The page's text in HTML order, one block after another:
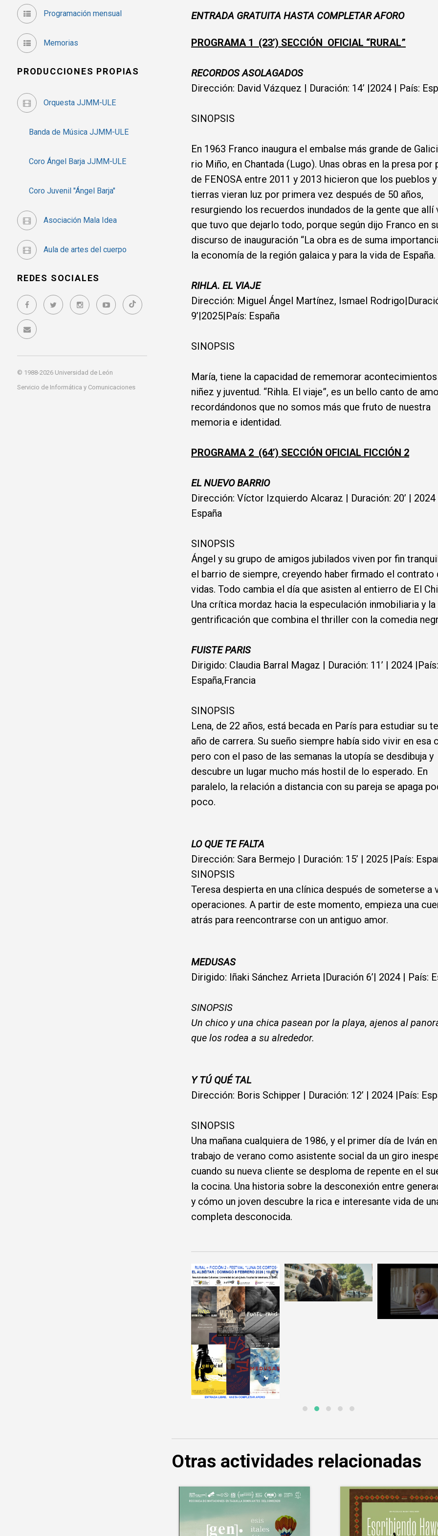
Programación mensual
Memorias
PRODUCCIONES PROPIAS
Orquesta JJMM-ULE
Banda de Música JJMM-ULE
Coro Ángel Barja JJMM-ULE
Coro Juvenil "Ángel Barja"
Asociación Mala Idea
Aula de artes del cuerpo
REDES SOCIALES
© 1988-2026 Universidad de León
Servicio de Informática y Comunicaciones
ENTRADA GRATUITA HASTA COMPLETAR AFORO
PROGRAMA 1 (23’) SECCIÓN OFICIAL “RURAL”
RECORDOS ASOLAGADOS
Dirección: David Vázquez | Duración: 14’ |2024 | País:
SINOPSIS
En 1963 Franco inaugura el embalse más grande de
rio Miño, en Chantada (Lugo). Unas obras en la presa por
de FENOSA entre 2011 y 2013 hicieron que los pueblos
tierras vieran luz por primera vez después de 50 años,
resurgiendo los recuerdos inundados de la gente que allí
que tuvo que dejarlo todo, porque según dijo Franco en
discurso de inauguración “La obra es de suma
la economía de la región galaica y para la vida de España.
RIHLA. EL VIAJE
Dirección: Miguel Ángel Martínez, Ismael
9’|2025|País: España
SINOPSIS
María, tiene la capacidad de rememorar
niñez y juventud. “Rihla. El viaje”, es un bello canto de
recordándonos que no somos más que fruto de nuestra
memoria e identidad.
PROGRAMA 2 (64’) SECCIÓN OFICIAL FICCIÓN 2
EL NUEVO BARRIO
Dirección: Víctor Izquierdo Alcaraz | Duración: 20’ | 2024
España
SINOPSIS
Ángel y su grupo de amigos jubilados viven por fin
el barrio de siempre, creyendo haber firmado el contrato
vidas. Todo cambia el día que asisten al entierro de El
Una crítica mordaz hacia la especulación inmobiliaria y la
gentrificación que combina el thriller con la comedia
FUISTE PARIS
Dirigido: Claudia Barral Magaz | Duración: 11’ | 2024 |País:
España,Francia
SINOPSIS
Lena, de 22 años, está becada en París para estudiar su
año de carrera. Su sueño siempre había sido vivir en esa
pero con el paso de las semanas la utopía se desdibuja y
descubre un lugar mucho más hostil de lo esperado. En
paralelo, la relación a distancia con su pareja se apaga
poco.
LO QUE TE FALTA
Dirección: Sara Bermejo | Duración: 15’ | 2025 |País:
SINOPSIS
Teresa despierta en una clínica después de someterse a
operaciones. A partir de este momento, empieza una
atrás para reencontrarse con un antiguo amor.
MEDUSAS
Dirigido: Iñaki Sánchez Arrieta |Duración 6’| 2024 | País:
SINOPSIS
Un chico y una chica pasean por la playa, ajenos al
que los rodea a su alrededor.
Y TÚ QUÉ TAL
Dirección: Boris Schipper | Duración: 12’ | 2024 |País:
SINOPSIS
Una mañana cualquiera de 1986, y el primer día de Iván
trabajo de verano como asistente social da un giro
cuando su nueva cliente se desploma de repente en el
la cocina. Una historia sobre la desconexión entre
y cómo un joven descubre la rica e interesante vida de
completa desconocida.
Otras actividades relacionadas